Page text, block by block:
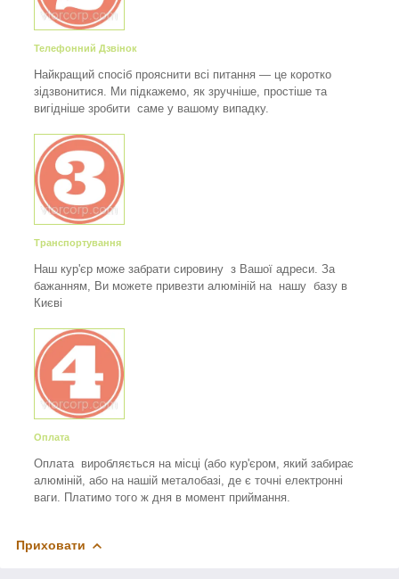
Телефонний Дзвінок
Найкращий спосіб прояснити всі питання — це коротко
зідзвонитися. Ми підкажемо, як зручніше, простіше та
вигідніше зробити саме у вашому випадку.
Транспортування
Наш кур'єр може забрати сировину з Вашої адреси. За
бажанням, Ви можете привезти алюміній на нашу базу в
Києві
Оплата
Оплата виробляється на місці (або кур'єром, який забирає
алюміній, або на нашій металобазі, де є точні електронні
ваги. Платимо того ж дня в момент приймання.
Приховати